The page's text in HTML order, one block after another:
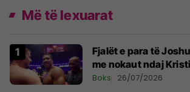
Më të lexuarat
Fjalët e para të
me nokaut ndaj
Boks 26/07/2026